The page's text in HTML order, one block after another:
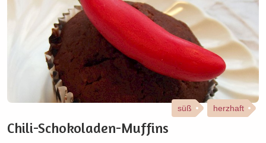
süß herzhaft
Chili-Schokoladen-Muffins